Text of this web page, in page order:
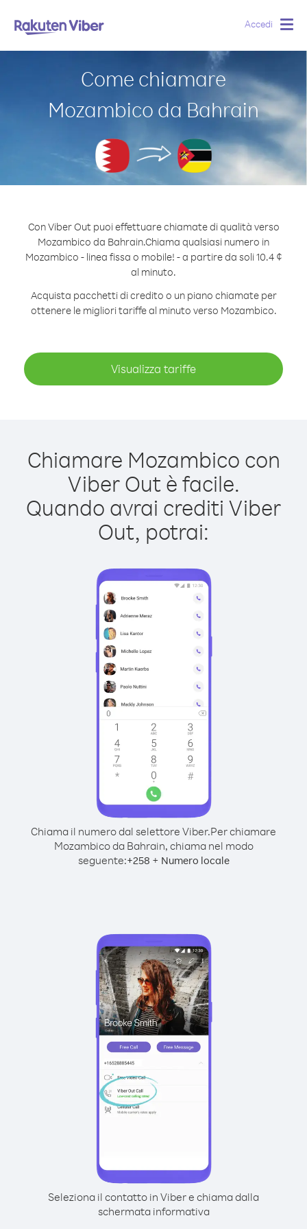
Accedi
Come chiamare
Mozambico da Bahrain
Con Viber Out puoi effettuare chiamate di qualità verso
Mozambico da Bahrain.Chiama qualsiasi numero in
Mozambico - linea fissa o mobile! - a partire da soli 10.4 ¢
al minuto.
Acquista pacchetti di credito o un piano chiamate per
ottenere le migliori tariffe al minuto verso Mozambico.
Visualizza tariffe
Chiamare Mozambico con
Viber Out è facile.
Quando avrai crediti Viber
Out, potrai:
Chiama il numero dal selettore Viber.Per chiamare
Mozambico da Bahrain, chiama nel modo
seguente:+258 + Numero locale
Seleziona il contatto in Viber e chiama dalla
schermata informativa